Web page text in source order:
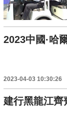
2023中國·哈
2023-04-03 10:30:26
建行黑龍江齊